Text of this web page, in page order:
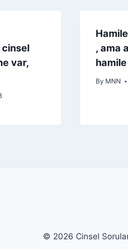
cinsel
var,
, ama
By MNN
© 2026 Cinsel